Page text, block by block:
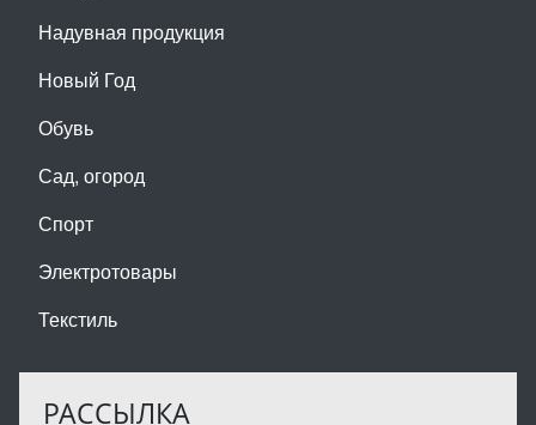
Надувная продукция
Новый Год
Обувь
Сад, огород
Спорт
Электротовары
Текстиль
РАССЫЛКА